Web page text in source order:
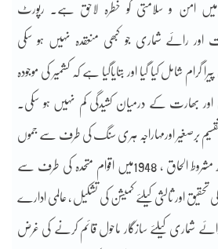
میں امن و سلامتی کو خطرہ لاحق ہے۔ رپورٹ
اور رائے شماری جو کبھی منعقدہ نہیں ہو سکی
شامل کیا گیا اور بتایاگیا ہے کہ کشمیر کی موجودہ
اور بھارت کے درمیان کشیدگی کم نہیں ہو سکی۔
اگست 1947میں تقسیم برصغیر اورمہاراجہ ہری سنگ کی طرف سے جموں
و کشمیر کے بھارت کے ساتھ مشروط الحاق ، 1948میں اقوام متحدہ کی طرف سے
تحقیق اور ثالثی کیلئے کمیشن کی تشکیل ، عالمی ادارے
شماری کیلئے سازگار ماحول قائم کرنے کی غرض